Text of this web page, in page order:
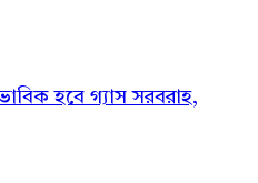
হবে গ্যাস সরবরাহ,